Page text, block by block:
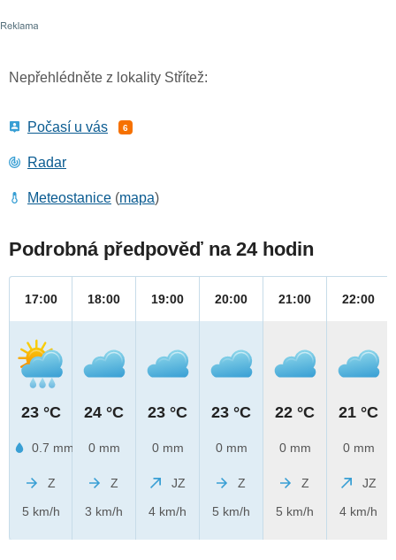
Nepřehlédněte z lokality Střítež:
Počasí u vás 6
Radar
Meteostanice (mapa)
Podrobná předpověď na 24 hodin
17:00
23 °C
0.7 mm
Z
5 km/h
18:00
24 °C
0 mm
Z
3 km/h
19:00
23 °C
0 mm
JZ
4 km/h
20:00
23 °C
0 mm
Z
5 km/h
21:00
22 °C
0 mm
Z
5 km/h
22:00
21 °C
0 mm
JZ
4 km/h